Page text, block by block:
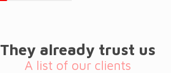
They already trust us
A list of our clients